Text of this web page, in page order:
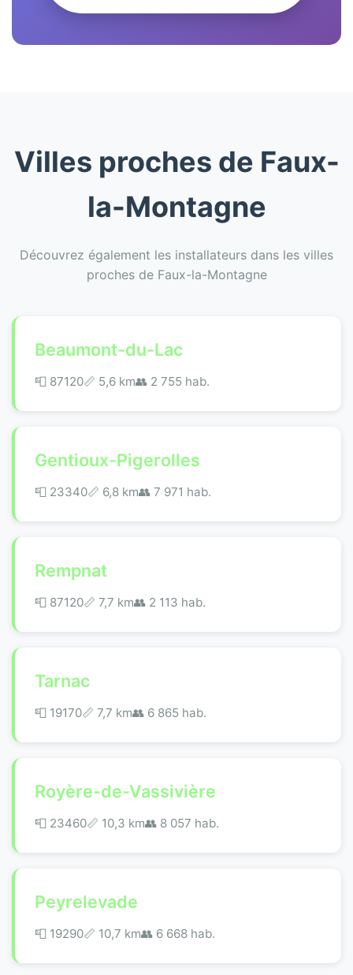
Villes proches de Faux-
la-Montagne
Découvrez également les installateurs dans les villes
proches de Faux-la-Montagne
Beaumont-du-Lac
📮 87120📏 5,6 km👥 2 755 hab.
Gentioux-Pigerolles
📮 23340📏 6,8 km👥 7 971 hab.
Rempnat
📮 87120📏 7,7 km👥 2 113 hab.
Tarnac
📮 19170📏 7,7 km👥 6 865 hab.
Royère-de-Vassivière
📮 23460📏 10,3 km👥 8 057 hab.
Peyrelevade
📮 19290📏 10,7 km👥 6 668 hab.